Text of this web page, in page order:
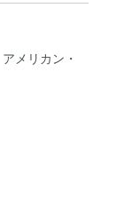
メリカン・